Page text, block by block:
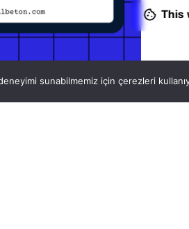
Vital A.Ş.
Webmaster
This
sunabilmemiz için çerezleri